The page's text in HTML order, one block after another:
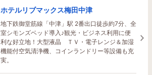
ホテルリブマックス梅田中津
地下鉄御堂筋線「中津」駅 2番出口徒歩約7分、全
室シモンズベッド導入♪観光・ビジネス利用に便
利な好立地！大型液晶 ＴＶ・電子レンジ＆加湿
機能付空気清浄機、コインランドリー等設備も充
実。